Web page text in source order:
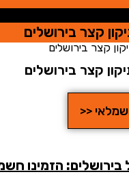
קצר בירושלים
בירושלים
קצר בירושלים
<<
הזמינו חשמלאי